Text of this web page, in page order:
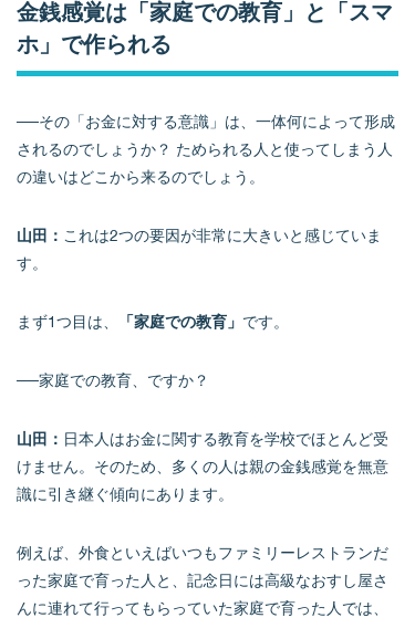
金銭感覚は「家庭での教育」と「スマ
ホ」で作られる
──その「お金に対する意識」は、一体何によって形成
されるのでしょうか？ ためられる人と使ってしまう人
の違いはどこから来るのでしょう。
山田： これは2つの要因が非常に大きいと感じていま
す。
まず1つ目は、 「家庭での教育」 です。
──家庭での教育、ですか？
山田： 日本人はお金に関する教育を学校でほとんど受
けません。そのため、多くの人は親の金銭感覚を無意
識に引き継ぐ傾向にあります。
例えば、外食といえばいつもファミリーレストランだ
った家庭で育った人と、記念日には高級なおすし屋さ
んに連れて行ってもらっていた家庭で育った人では、